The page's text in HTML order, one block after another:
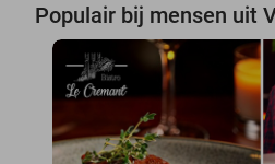
Populair bij mensen uit